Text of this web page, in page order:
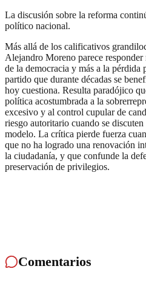
La discusión sobre la reforma
político nacional.
Más allá de los calificativos
Alejandro Moreno parece responder
de la democracia y más a la pérdida
partido que durante décadas se
hoy cuestiona. Resulta paradójico
política acostumbrada a la
excesivo y al control cupular de
riesgo autoritario cuando se
modelo. La crítica pierde fuerza
que no ha logrado una renovación
la ciudadanía, y que confunde la
preservación de privilegios.
Comentarios